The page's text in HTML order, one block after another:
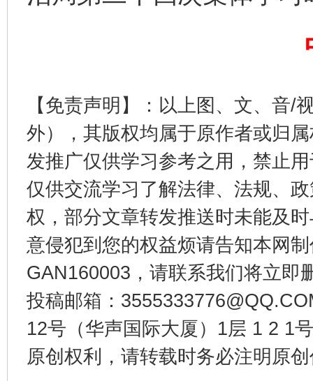
【免责声明】：以上图、文、音/
外），其版权均属于原作者或归
发推广仅供学习参考之用，禁止
仅供交流学习了解法律、法规、
权，部分文章转发推送时未能及
意侵犯到您的权益烦请告知本网
GAN160003，请联系我们将立即
投稿邮箱：
12号（华声国际大厦）1层 1 2 1
原创权利，请转载时务必注明原
东山县通报“牛蛙产品抗生素超标问题” 法
千年窑火 生生不息